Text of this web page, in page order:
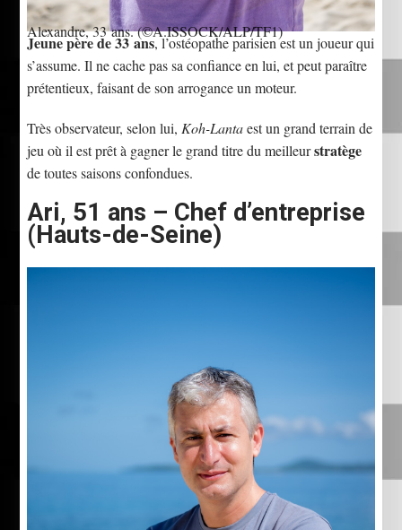
Alexandre, 33 ans.(©A.ISSOCK/ALP/TF1)
Jeune père de 33 ans, l’ostéopathe parisien est un joueur qui
s’assume. Il ne cache pas sa confiance en lui, et peut paraître
prétentieux, faisant de son arrogance un moteur.
Très observateur, selon lui,Koh-Lantaest un grand terrain de
jeu où il est prêt à gagner le grand titre du meilleurstratège
de toutes saisons confondues.
Ari, 51 ans – Chef d’entreprise
(Hauts-de-Seine)